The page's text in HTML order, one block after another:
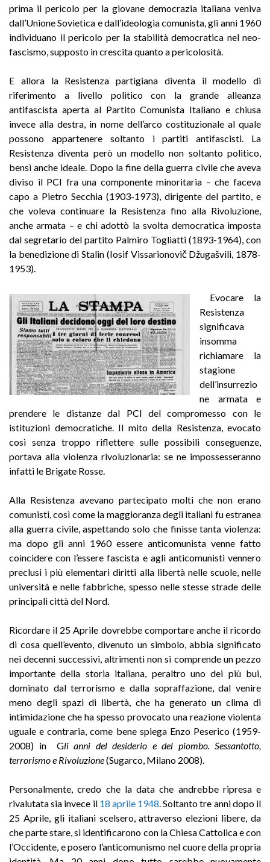
prima il pericolo per la giovane democrazia italiana veniva
dall’Unione Sovietica e dall’ideologia comunista, gli anni 1960
individuano il pericolo per la stabilità democratica nel neo-
fascismo, supposto in crescita quanto a pericolosità.
E allora la Resistenza partigiana diventa il modello di
riferimento a livello politico con la grande alleanza
antifascista aperta al Partito Comunista Italiano e chiusa
invece alla destra, in nome dell’arco costituzionale al quale
possono appartenere soltanto i partiti antifascisti. La
Resistenza diventa però un modello non soltanto politico,
bensì anche ideale. Dopo la fine della guerra civile che aveva
diviso il PCI fra una componente minoritaria – che faceva
capo a Pietro Secchia (1903-1973), dirigente del partito, e
che voleva continuare la Resistenza fino alla Rivoluzione,
anche armata – e chi adottò la svolta democratica imposta
dal segretario del partito Palmiro Togliatti (1893-1964), con
la benedizione di Stalin (Iosif Vissarionovič Džugašvili, 1878-
1953).
Evocare la
Resistenza
significava
insomma
richiamare la
stagione
dell’insurrezio
ne armata e
prendere le distanze dal PCI del compromesso con le
istituzioni democratiche. Il mito della Resistenza, evocato
così senza troppo riflettere sulle possibili conseguenze,
portava alla violenza rivoluzionaria: se ne impossesseranno
infatti le Brigate Rosse.
Alla Resistenza avevano partecipato molti che non erano
comunisti, così come la maggioranza degli italiani fu estranea
alla guerra civile, aspettando solo che finisse tanta violenza:
ma dopo gli anni 1960 essere anticomunista venne fatto
coincidere con l’essere fascista e agli anticomunisti vennero
preclusi i più elementari diritti alla libertà nelle scuole, nelle
università e nelle fabbriche, spesso nelle stesse strade delle
principali città del Nord.
Ricordare il 25 Aprile dovrebbe comportare anche il ricordo
di cosa quell’evento, divenuto un simbolo, abbia significato
nei decenni successivi, altrimenti non si comprende un pezzo
importante della storia italiana, peraltro uno dei più bui,
dominato dal terrorismo e dalla sopraffazione, dal venire
meno degli spazi di libertà, che ha generato un clima di
intimidazione che ha spesso provocato una reazione violenta
uguale e contraria, come bene spiega Enzo Peserico (1959-
2008) in Gli anni del desiderio e del piombo. Sessantotto,
terrorismo e Rivoluzione(Sugarco, Milano 2008).
Personalmente, credo che la data che andrebbe ripresa e
rivalutata sia invece il 18 aprile 1948 . Soltanto tre anni dopo il
25 Aprile, gli italiani scelsero, attraverso elezioni libere, da
che parte stare, si identificarono con la Chiesa Cattolica e con
l’Occidente, e posero l’anticomunismo nel cuore della propria